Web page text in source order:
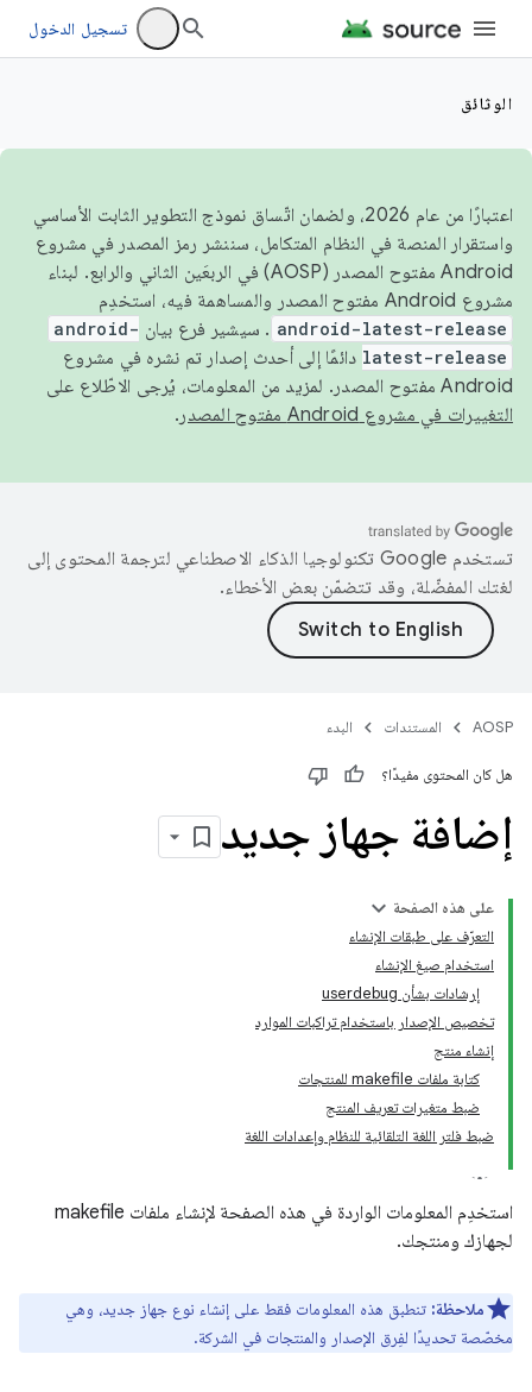
تسجيل الدخول
الوثائق
اعتبارًا من عام 2026، ولضمان اتّساق نموذج التطوير الثابت الأساسي
واستقرار المنصة في النظام المتكامل، سننشر رمز المصدر في مشروع
Android مفتوح المصدر (AOSP) في الربعَين الثاني والرابع. لبناء
مشروع Android مفتوح المصدر والمساهمة فيه، استخدِم
android-latest-release . سيشير فرع بيان android-
latest-release دائمًا إلى أحدث إصدار تم نشره في مشروع
Android مفتوح المصدر. لمزيد من المعلومات، يُرجى الاطّلاع على
التغييرات في مشروع Android مفتوح المصدر
.
تستخدم Google تكنولوجيا الذكاء الاصطناعي لترجمة المحتوى إلى
لغتك المفضّلة، وقد تتضمّن بعض الأخطاء.
AOSP المستندات البدء
هل كان المحتوى مفيدًا؟
إضافة جهاز جديد
على هذه الصفحة
التعرّف على طبقات الإنشاء
استخدام صيغ الإنشاء
إرشادات بشأن userdebug
تخصيص الإصدار باستخدام تراكبات الموارد
إنشاء منتج
كتابة ملفات makefile للمنتجات
ضبط متغيرات تعريف المنتج
ضبط فلتر اللغة التلقائية للنظام وإعدادات اللغة
استخدِم المعلومات الواردة في هذه الصفحة لإنشاء ملفات makefile
لجهازك ومنتجك.
ملاحظة: تنطبق هذه المعلومات فقط على إنشاء نوع جهاز جديد، وهي
مخصّصة تحديدًا لفِرق الإصدار والمنتجات في الشركة.